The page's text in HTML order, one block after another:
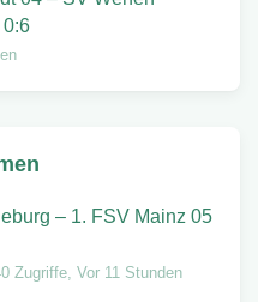
– 1. FSV Mainz 05
Zugriffe, Vor 11 Stunden